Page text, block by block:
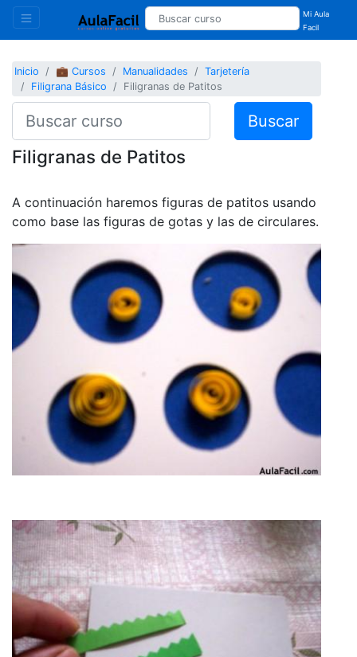
Mi Aula
Facil
Inicio 💼 Cursos Manualidades
Tarjetería
Filigrana Básico
Filigranas de Patitos
Buscar
Filigranas de Patitos
A continuación haremos figuras de patitos usando
como base las figuras de gotas y las de circulares.